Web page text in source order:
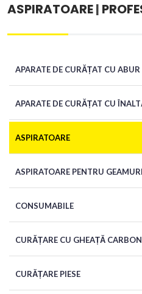
ASPIRATOARE|
APARATE DE CURĂȚAT CU
APARATE DE CURĂȚAT CU
ASPIRATOARE
ASPIRATOARE PENTRU
CONSUMABILE
CURĂȚARE CU GHEAȚĂ
CURĂȚARE PIESE